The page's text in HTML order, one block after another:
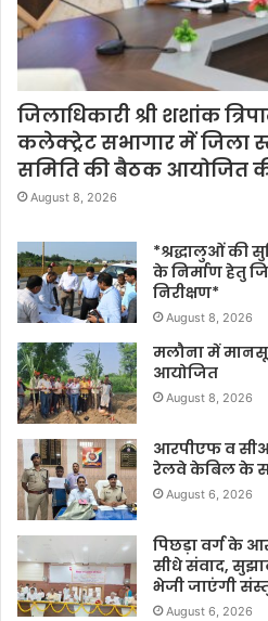
जिलाधिकारी श्री शशांक
कलेक्ट्रेट सभागार में जिला
समिति की बैठक आयोजित
August 8, 2026
*श्रद्धालुओं की
के निर्माण हेतु
निरीक्षण*
August 8, 2026
मलौना में
आयोजित
August 8, 2026
आरपीएफ व
रेलवे केबिल के
August 6, 2026
पिछड़ा वर्ग के
सीधे संवाद,
भेजी जाएंगी
August 6, 2026